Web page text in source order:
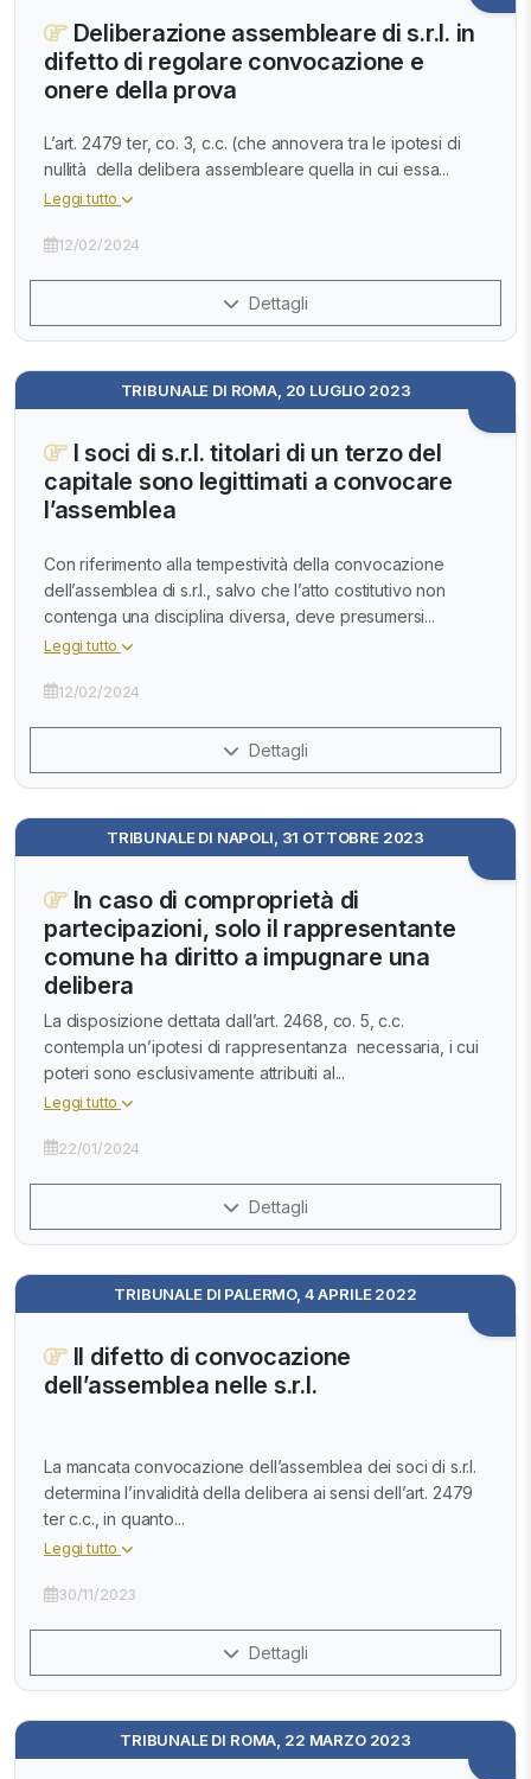
Deliberazione assembleare di s.r.l. in
difetto di regolare convocazione e
onere della prova
L’art. 2479 ter, co. 3, c.c. (che annovera tra le ipotesi di
nullità della delibera assembleare quella in cui essa...
Leggi tutto
12/02/2024
Dettagli
TRIBUNALE DI ROMA, 20 LUGLIO 2023
I soci di s.r.l. titolari di un terzo del
capitale sono legittimati a convocare
l’assemblea
Con riferimento alla tempestività della convocazione
dell’assemblea di s.r.l., salvo che l’atto costitutivo non
contenga una disciplina diversa, deve presumersi...
Leggi tutto
12/02/2024
Dettagli
TRIBUNALE DI NAPOLI, 31 OTTOBRE 2023
In caso di comproprietà di
partecipazioni, solo il rappresentante
comune ha diritto a impugnare una
delibera
La disposizione dettata dall’art. 2468, co. 5, c.c.
contempla un’ipotesi di rappresentanza necessaria, i cui
poteri sono esclusivamente attribuiti al...
Leggi tutto
22/01/2024
Dettagli
TRIBUNALE DI PALERMO, 4 APRILE 2022
Il difetto di convocazione
dell’assemblea nelle s.r.l.
La mancata convocazione dell’assemblea dei soci di s.r.l.
determina l’invalidità della delibera ai sensi dell’art. 2479
ter c.c., in quanto...
Leggi tutto
30/11/2023
Dettagli
TRIBUNALE DI ROMA, 22 MARZO 2023